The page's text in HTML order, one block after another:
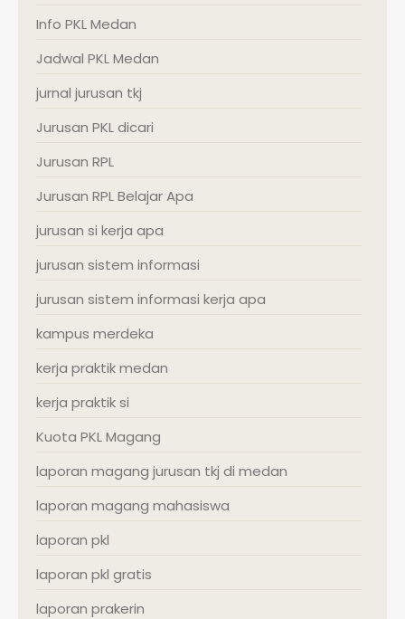
Info PKL Medan
Jadwal PKL Medan
jurnal jurusan tkj
Jurusan PKL dicari
Jurusan RPL
Jurusan RPL Belajar Apa
jurusan si kerja apa
jurusan sistem informasi
jurusan sistem informasi kerja apa
kampus merdeka
kerja praktik medan
kerja praktik si
Kuota PKL Magang
laporan magang jurusan tkj di medan
laporan magang mahasiswa
laporan pkl
laporan pkl gratis
laporan prakerin